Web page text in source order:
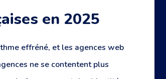
en 2025
effréné, et les agences web
ne se contentent plus